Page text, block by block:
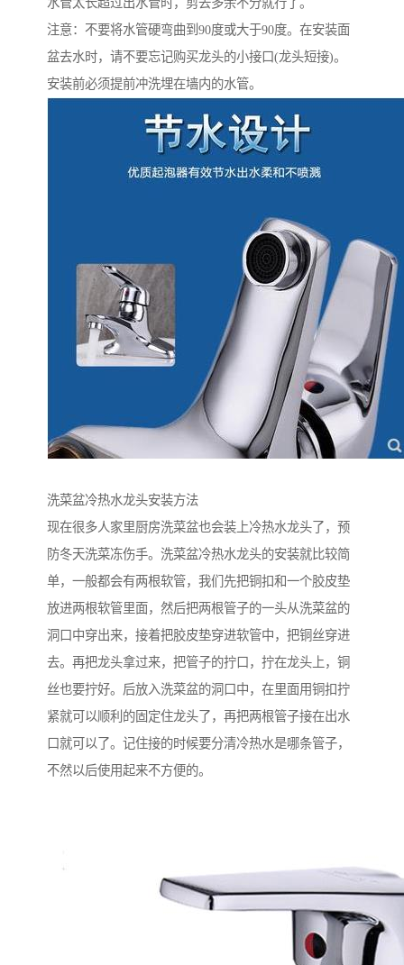
水管太长超过出水管时，剪去多余不分就行了。
注意：不要将水管硬弯曲到90度或大于90度。在安装面
盆去水时，请不要忘记购买龙头的小接口(龙头短接)。
安装前必须提前冲洗埋在墙内的水管。
洗菜盆冷热水龙头安装方法
现在很多人家里厨房洗菜盆也会装上冷热水龙头了，预
防冬天洗菜冻伤手。洗菜盆冷热水龙头的安装就比较简
单，一般都会有两根软管，我们先把铜扣和一个胶皮垫
放进两根软管里面，然后把两根管子的一头从洗菜盆的
洞口中穿出来，接着把胶皮垫穿进软管中，把铜丝穿进
去。再把龙头拿过来，把管子的拧口，拧在龙头上，铜
丝也要拧好。后放入洗菜盆的洞口中，在里面用铜扣拧
紧就可以顺利的固定住龙头了，再把两根管子接在出水
口就可以了。记住接的时候要分清冷热水是哪条管子，
不然以后使用起来不方便的。